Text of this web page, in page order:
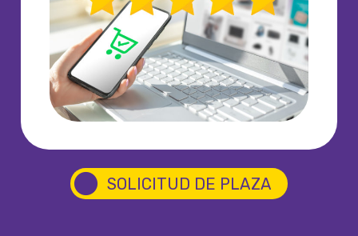
circle SOLICITUD DE PLAZA